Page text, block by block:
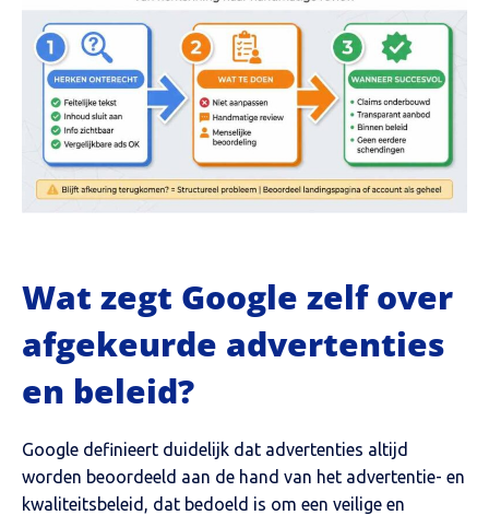
Wat zegt Google zelf over
afgekeurde advertenties
en beleid?
Google definieert duidelijk dat advertenties altijd
worden beoordeeld aan de hand van het advertentie- en
kwaliteitsbeleid, dat bedoeld is om een veilige en